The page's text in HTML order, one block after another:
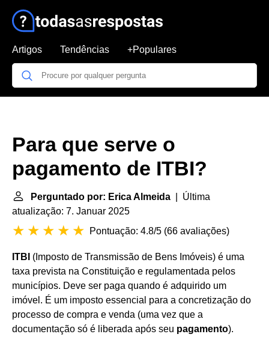
Artigos Tendências +Populares
Para que serve o
pagamento de ITBI?
Perguntado por: Erica Almeida | Última
atualização: 7. Januar 2025
Pontuação: 4.8/5 (66 avaliações)
ITBI (Imposto de Transmissão de Bens Imóveis) é uma
taxa prevista na Constituição e regulamentada pelos
municípios. Deve ser paga quando é adquirido um
imóvel. É um imposto essencial para a concretização do
processo de compra e venda (uma vez que a
documentação só é liberada após seu pagamento).